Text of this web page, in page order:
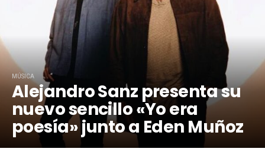
MÚSICA
Alejandro Sanz presenta su
nuevo sencillo «Yo era
poesía» junto a Eden Muñoz